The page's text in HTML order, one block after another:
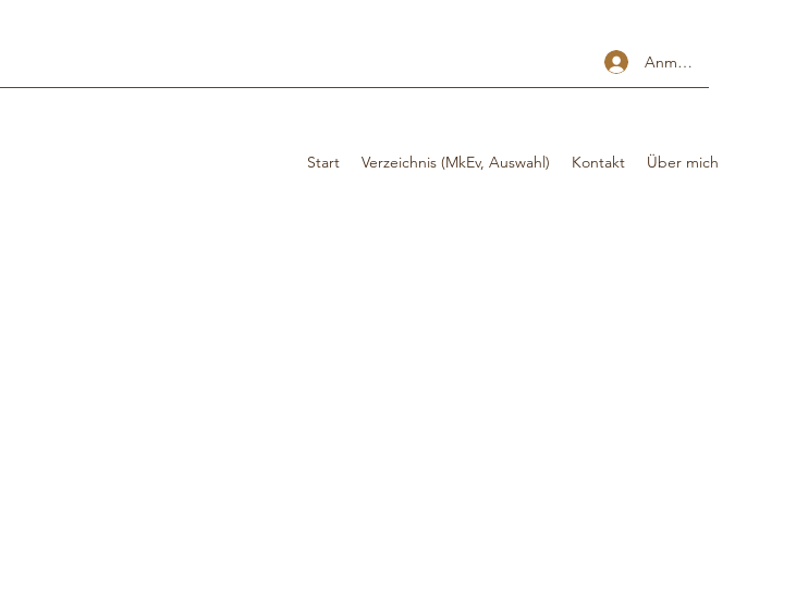
Anmelden
Start Verzeichnis (MkEv, Auswahl) Kontakt Über mich